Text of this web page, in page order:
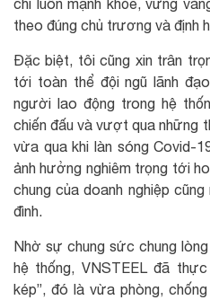
chí luôn mạnh khỏe, vững
theo đúng chủ trương và định
Đặc biệt, tôi cũng xin trân
tới toàn thể đội ngũ lãnh
người lao động trong hệ
chiến đấu và vượt qua những
vừa qua khi làn sóng Covid-
ảnh hưởng nghiêm trọng tới
chung của doanh nghiệp
đình.
Nhờ sự chung sức chung
hệ thống, VNSTEEL đã
kép”, đó là vừa phòng,